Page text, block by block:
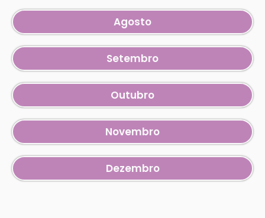
Agosto
Setembro
Outubro
Novembro
Dezembro